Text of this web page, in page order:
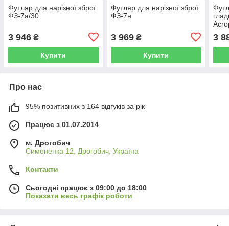
Футляр для нарізної зброї
ФЗ-7а/30
3 946 ₴
Купити
Футляр для нарізної зброї
ФЗ-7н
3 969₴
Купити
3
Про нас
95% позитивних з 164 відгуків за рік
Працює з 01.07.2014
м. Дрогобич
Симоненка 12, Дрогобич, Україна
Контакти
Сьогодні працює з 09:00 до 18:00
Показати весь графік роботи